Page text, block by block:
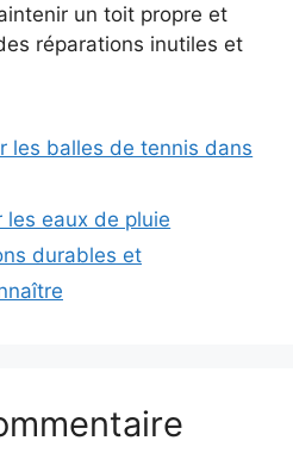
un toit propre et
réparations inutiles et
les balles de tennis dans
les eaux de pluie
durables et